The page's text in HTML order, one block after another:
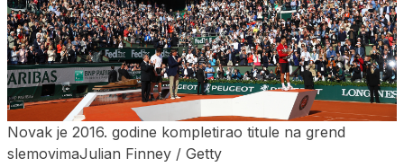
Novak je 2016. godine kompletirao titule na grend
slemovimaJulian Finney / Getty